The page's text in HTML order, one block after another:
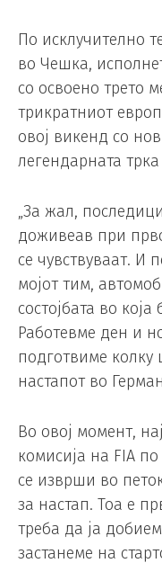
По исклучително
во Чешка,
со освоено трето
трикратниот
овој викенд со
легендарната
„За жал,
доживеав при
се чувствуваат. И
мојот тим,
состојбата во
Работевме ден и
подготвиме
настапот во
Во овој момент,
комисија на FIA
се изврши во
за настап. Тоа е
треба да ја
застанеме на